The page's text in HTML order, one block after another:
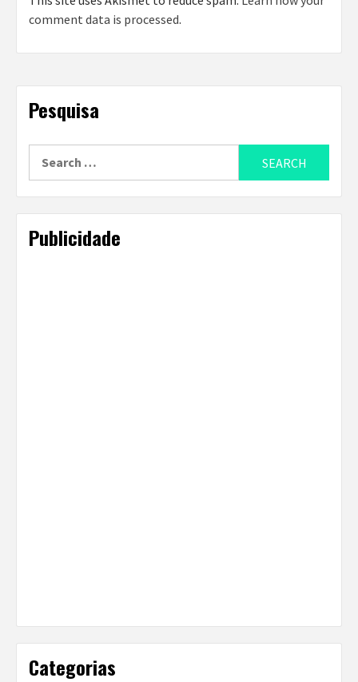
comment data is processed.
Pesquisa
Publicidade
Categorias